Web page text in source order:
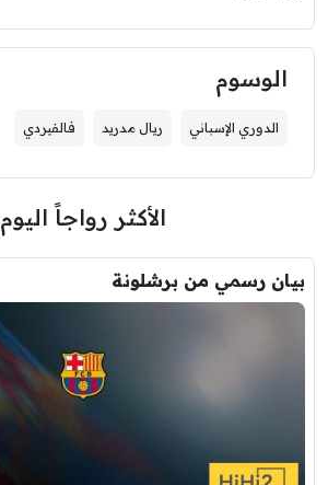
الوسوم
الدوري الإسباني ريال مدريد فالفيردي
الأكثر رواجاً اليوم
بيان رسمي من برشلونة